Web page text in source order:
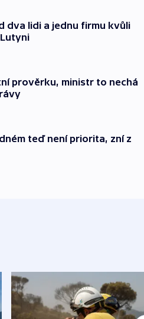
dva lidi a jednu firmu kvůli
prověrku, ministr to nechá
teď není priorita, zní z